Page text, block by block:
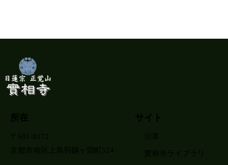
所在
〒601-8172
京都市南区上鳥羽鍋ヶ淵町524
サイト
沿革
實相寺ライブラリ